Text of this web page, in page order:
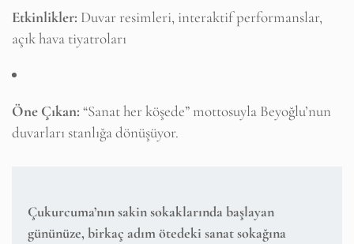
Etkinlikler: Duvar resimleri, interaktif performanslar,
açık hava tiyatroları
Öne Çıkan: “Sanat her köşede” mottosuyla Beyoğlu’nun
duvarları stanlığa dönüşüyor.
Çukurcuma’nın sakin sokaklarında başlayan
gününüze, birkaç adım ötedeki sanat sokağına